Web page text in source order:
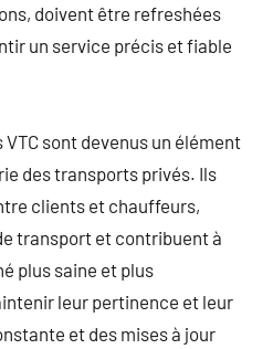
doivent être refreshées
un service précis et fiable
sont devenus un élément
des transports privés. Ils
clients et chauffeurs,
transport et contribuent à
plus saine et plus
leur pertinence et leur
et des mises à jour